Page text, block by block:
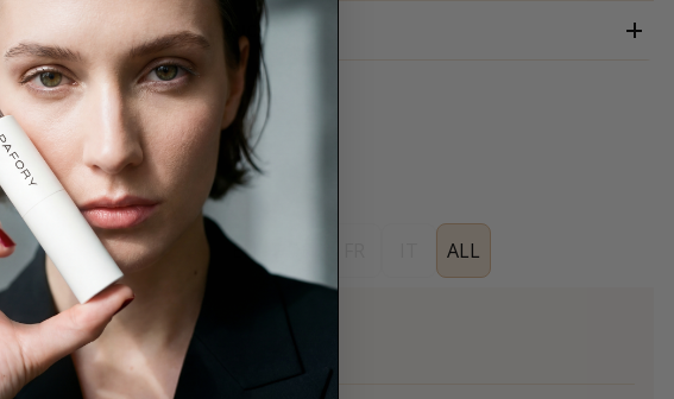
SOBRE LA MARCA PERFUME.SUCKS
EN ALL
4.1
13 Comentarios